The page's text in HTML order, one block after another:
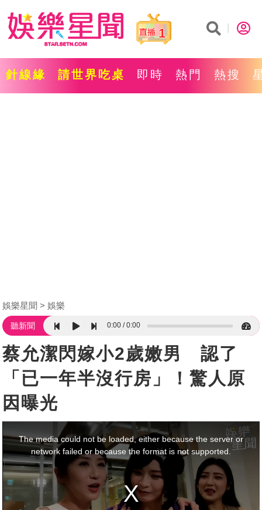
1
針線緣 請世界吃桌 即時 熱門 熱搜
娛樂星聞 娛樂
聽新聞 0:00 0:00
蔡允潔閃嫁小2歲嫩男 認了
「已一年半沒行房」！驚人原
因曝光
a
modalThe media could not be loaded, either because the server or
network failed or because the format is not supported.